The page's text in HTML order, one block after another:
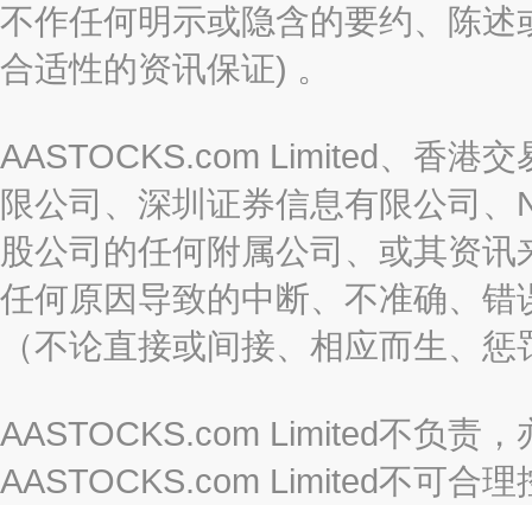
不作任何明示或隐含的要约、陈
合适性的资讯保证) 。
AASTOCKS.com Limited、香港
限公司、深圳证券信息有限公司
股公司的任何附属公司、或其资
任何原因导致的中断、不准确、
（不论直接或间接、相应而生、
AASTOCKS.com Limited不负责
AASTOCKS.com Limited不可合